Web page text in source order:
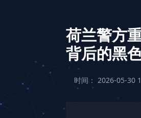
荷兰警方
背后的黑
时间： 2026-05-30